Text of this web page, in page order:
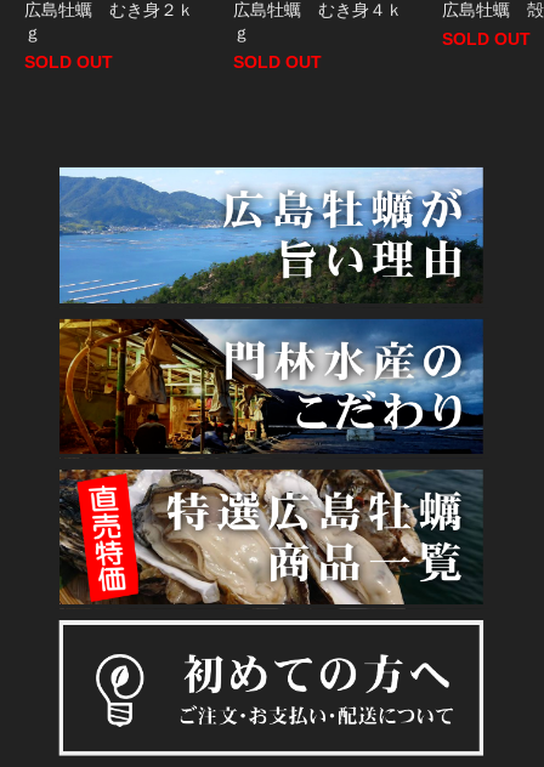
広島牡蠣 むき身２ｋ
ｇ
SOLD OUT
広島牡蠣 むき身４ｋ
ｇ
SOLD OUT
広島牡蠣 殻
SOLD OUT